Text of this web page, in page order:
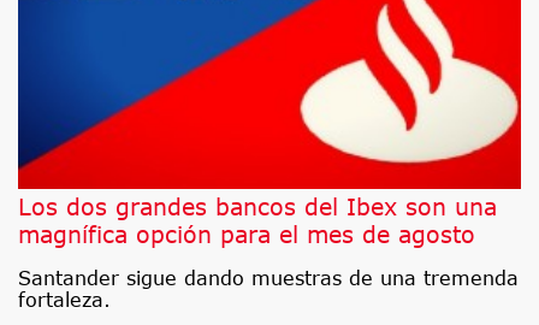
Los dos grandes bancos del Ibex son una
magnífica opción para el mes de agosto
Santander sigue dando muestras de una tremenda
fortaleza.